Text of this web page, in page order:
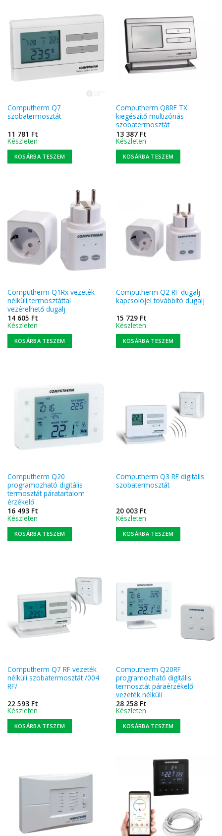
Computherm Q7
szobatermosztát
11 781 Ft
Készleten
KOSÁRBA TESZEM
Computherm Q8RF TX
kiegészítő multizónás
szobatermosztát
13 387 Ft
Készleten
KOSÁRBA TESZEM
Computherm Q1Rx vezeték
nélküli termosztáttal
vezérelhető dugalj
14 605 Ft
Készleten
KOSÁRBA TESZEM
Computherm Q2 RF dugalj
kapcsolójel továbbító dugalj
15 729 Ft
Készleten
KOSÁRBA TESZEM
Computherm Q20
programozható digitális
termosztát páratartalom
érzékelő
16 493 Ft
Készleten
KOSÁRBA TESZEM
Computherm Q3 RF digitális
szobatermosztát
20 003 Ft
Készleten
KOSÁRBA TESZEM
Computherm Q7 RF vezeték
nélküli szobatermosztát /004
RF/
22 593 Ft
Készleten
KOSÁRBA TESZEM
Computherm Q20RF
programozható digitális
termosztát páraérzékelő
vezeték nélküli
28 258 Ft
Készleten
KOSÁRBA TESZEM